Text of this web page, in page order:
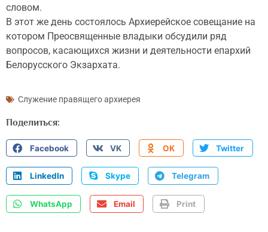
словом.
В этот же день состоялось Архиерейское совещание на
котором Преосвященные владыки обсудили ряд
вопросов, касающихся жизни и деятельности епархий
Белорусского Экзархата.
Служение правящего архиерея
Поделиться:
Facebook VK OK Twitter
LinkedIn Skype Telegram
WhatsApp Email Print